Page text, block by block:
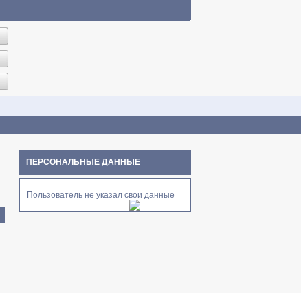
ПЕРСОНАЛЬНЫЕ ДАННЫЕ
Пользователь не указал свои данные